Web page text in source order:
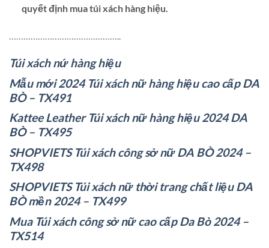
quyết định mua túi xách hàng hiệu.
………………………………………..
Túi xách nứ hàng hiệu
Mẫu mới 2024 Túi xách nữ hàng hiệu cao cấp DA
BÒ – TX491
Kattee Leather Túi xách nữ hàng hiệu 2024 DA
BÒ – TX495
SHOPVIETS Túi xách công sở nữ DA BÒ 2024 –
TX498
SHOPVIETS Túi xách nữ thời trang chất liệu DA
BÒ mền 2024 – TX499
Mua Túi xách công sở nữ cao cấp Da Bò 2024 –
TX514